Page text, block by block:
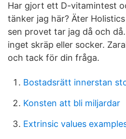
Har gjort ett D-vitamintest
tänker jag här? Äter
sen provet tar jag då och
inget skräp eller socker.
och tack för din fråga.
Bostadsrätt innerstan
Konsten att bli miljardar
Extrinsic values